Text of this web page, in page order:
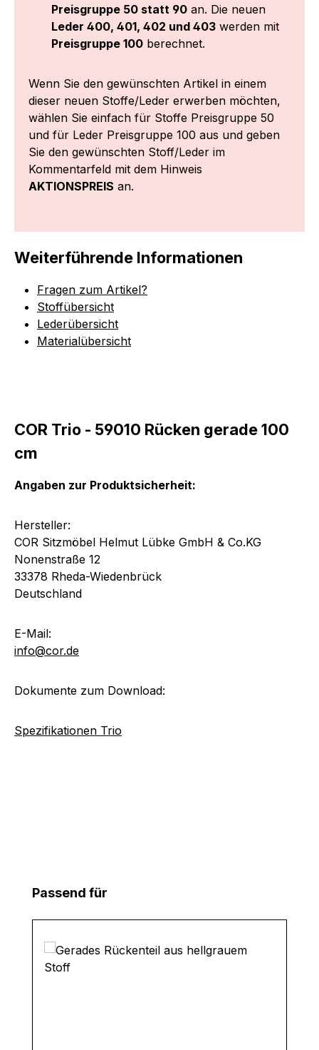
Preisgruppe 50 statt 90 an. Die neuen
Leder 400, 401, 402 und 403 werden mit
Preisgruppe 100 berechnet.
Wenn Sie den gewünschten Artikel in einem
dieser neuen Stoffe/Leder erwerben möchten,
wählen Sie einfach für Stoffe Preisgruppe 50
und für Leder Preisgruppe 100 aus und geben
Sie den gewünschten Stoff/Leder im
Kommentarfeld mit dem Hinweis
AKTIONSPREIS an.
Weiterführende Informationen
Fragen zum Artikel?
Stoffübersicht
Lederübersicht
Materialübersicht
COR Trio - 59010 Rücken gerade 100
cm
Angaben zur Produktsicherheit:
Hersteller:
COR Sitzmöbel Helmut Lübke GmbH & Co.KG
Nonenstraße 12
33378 Rheda-Wiedenbrück
Deutschland
E-Mail:
info@cor.de
Dokumente zum Download:
Spezifikationen Trio
Produktgalerie überspringen
Passend für